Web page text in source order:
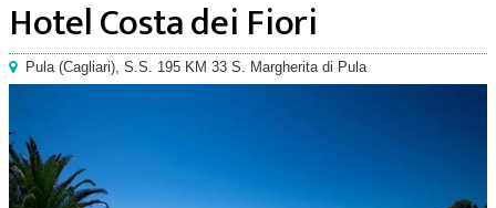
Hotel Costa dei Fiori
Pula(Cagliari), S.S. 195 KM 33 S. Margherita di Pula